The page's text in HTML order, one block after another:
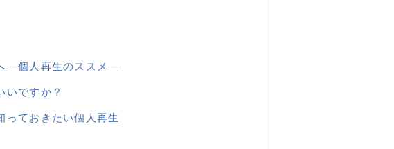
―個人再生のススメ―
いですか？
ておきたい個人再生